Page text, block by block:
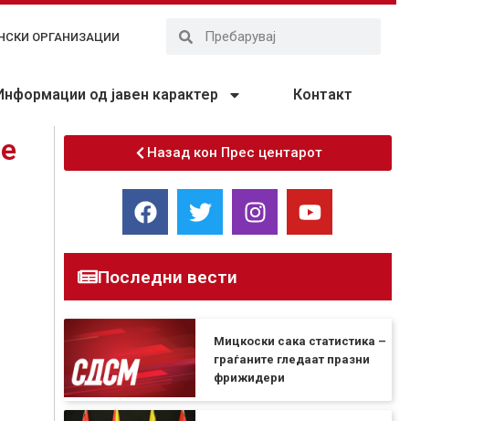
ОРГАНИЗАЦИИ
од јавен карактер Контакт
Назад кон Прес центарот
Последни вести
Мицкоски сака статистика –
граѓаните гледаат празни
фрижидери